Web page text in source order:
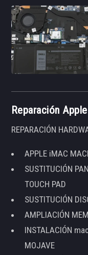
Reparación
REPARACIÓN
APPLE iMAC
SUSTITUCIÓN
TOUCH PAD
SUSTITUCIÓN
AMPLIACIÓN
INSTALACIÓN
MOJAVE